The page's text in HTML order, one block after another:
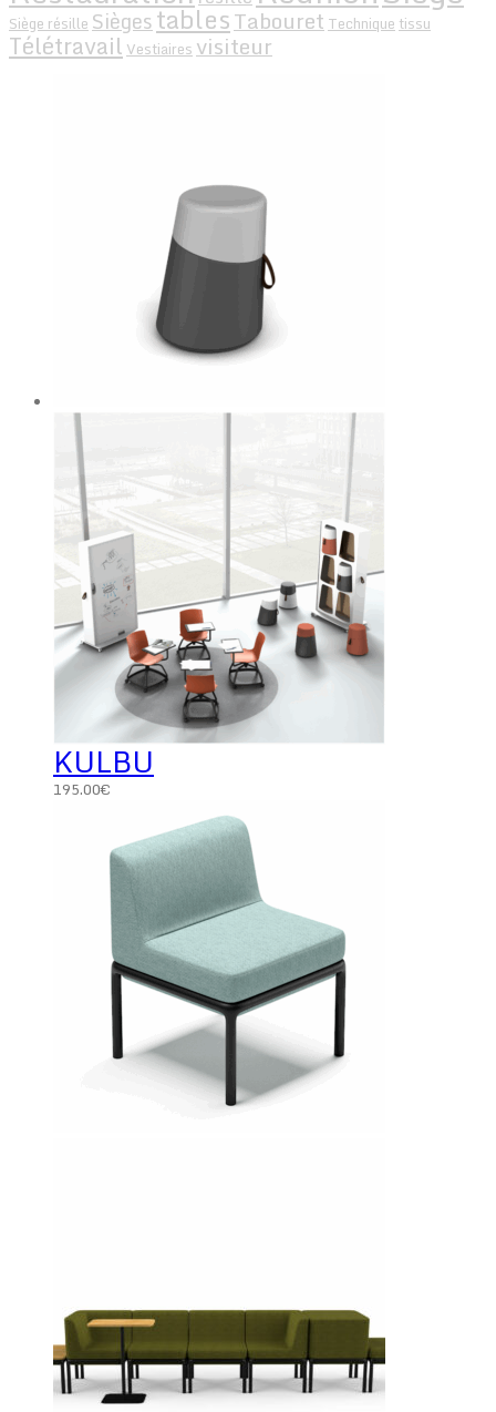
Siège résille SiègestablesTabouret Technique tissu
Télétravail Vestiaires visiteur
KULBU
195.00€